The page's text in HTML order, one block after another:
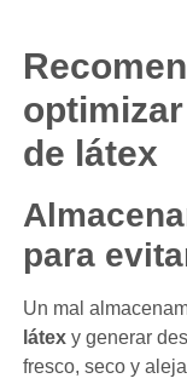
de látex
para
Un mal
látexy generar
fresco, seco y